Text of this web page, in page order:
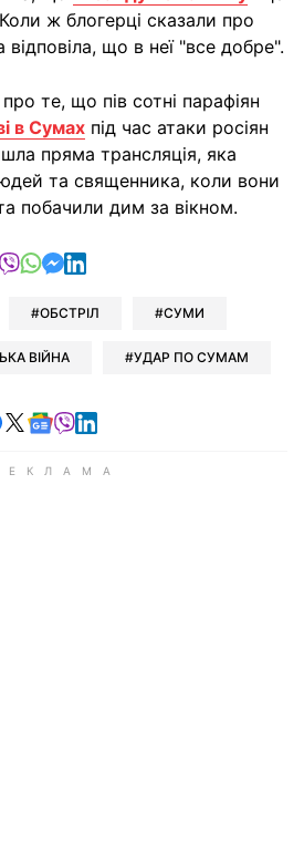
ж блогерці сказали про
що в неї "все добре".
те, що пів сотні парафіян
в Сумах під час атаки росіян
пряма трансляція, яка
та священника, коли вони
побачили дим за вікном.
у Telegram
у Facebook
поділитись у X
відправити у Viber
відправити у Whatsapp
відправити у Messenger
відправити у LinkedIn
ОБСТРІЛ СУМИ
ВІЙНА УДАР ПО СУМАМ
у Telegram
Читайте у Facebook
Читайте у X
Читайте у Google news
Читайте у Viber
Читайте у LinkedIn